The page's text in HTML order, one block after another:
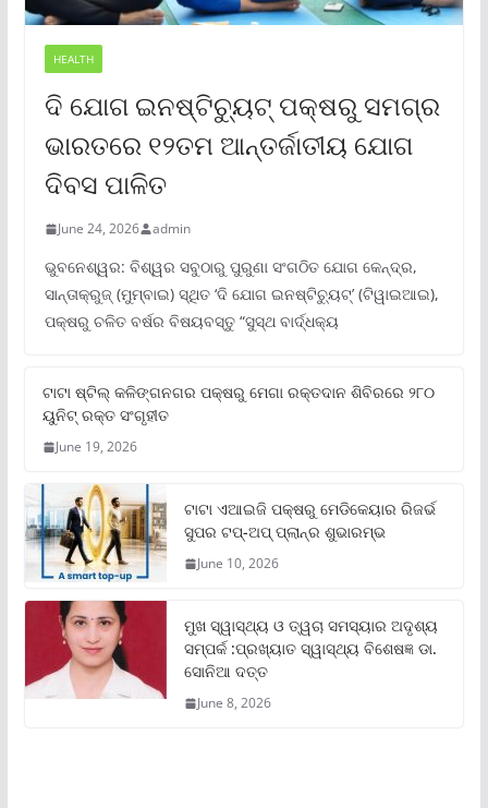
HEALTH
ଦି ଯୋଗ ଇନଷ୍ଟିଚ୍ୟୁଟ୍ ପକ୍ଷରୁ ସମଗ୍ର
ଭାରତରେ ୧୨ତମ ଆନ୍ତର୍ଜାତୀୟ ଯୋଗ
ଦିବସ ପାଳିତ
June 24, 2026 admin
ଭୁବନେଶ୍ୱର: ବିଶ୍ୱର ସବୁଠାରୁ ପୁରୁଣା ସଂଗଠିତ ଯୋଗ କେନ୍ଦ୍ର,
ସାନ୍ତାକ୍ରୁଜ୍ (ମୁମ୍ବାଇ) ସ୍ଥିତ ‘ଦି ଯୋଗ ଇନଷ୍ଟିଚ୍ୟୁଟ୍‌’ (ଟିୱାଇଆଇ),
ପକ୍ଷରୁ ଚଳିତ ବର୍ଷର ବିଷୟବସ୍ତୁ “ସୁସ୍ଥ ବାର୍ଦ୍ଧକ୍ୟ
ଟାଟା ଷ୍ଟିଲ୍‌ କଳିଙ୍ଗନଗର ପକ୍ଷରୁ ମେଗା ରକ୍ତଦାନ ଶିବିରରେ ୨୮୦
ୟୁନିଟ୍‌ ରକ୍ତ ସଂଗୃହୀତ
June 19, 2026
ଟାଟା ଏଆଇଜି ପକ୍ଷରୁ ମେଡିକେୟାର ରିଜର୍ଭ
ସୁପର ଟପ୍‌-ଅପ୍ ପ୍ଲାନ୍‌ର ଶୁଭାରମ୍ଭ
June 10, 2026
ମୁଖ ସ୍ୱାସ୍ଥ୍ୟ ଓ ତ୍ୱଚା ସମସ୍ୟାର ଅଦୃଶ୍ୟ
ସମ୍ପର୍କ :ପ୍ରଖ୍ୟାତ ସ୍ୱାସ୍ଥ୍ୟ ବିଶେଷଜ୍ଞ ଡା.
ସୋନିଆ ଦତ୍ତ
June 8, 2026